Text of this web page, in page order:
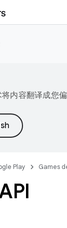
内容翻译成您
Play Games